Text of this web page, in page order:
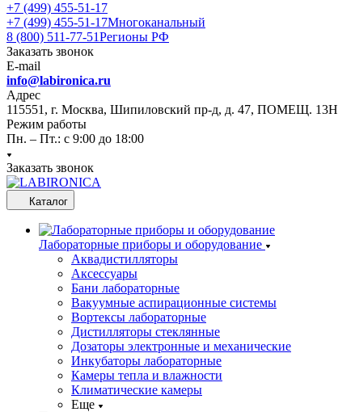
+7 (499) 455-51-17
+7 (499) 455-51-17Многоканальный
8 (800) 511-77-51Регионы РФ
Заказать звонок
E-mail
info@labironica.ru
Адрес
115551, г. Москва, Шипиловский пр-д, д. 47, ПОМЕЩ. 13Н
Режим работы
Пн. – Пт.: с 9:00 до 18:00
Заказать звонок
Каталог
Лабораторные приборы и оборудование
Аквадистилляторы
Аксессуары
Бани лабораторные
Вакуумные аспирационные системы
Вортексы лабораторные
Дистилляторы стеклянные
Дозаторы электронные и механические
Инкубаторы лабораторные
Камеры тепла и влажности
Климатические камеры
Еще